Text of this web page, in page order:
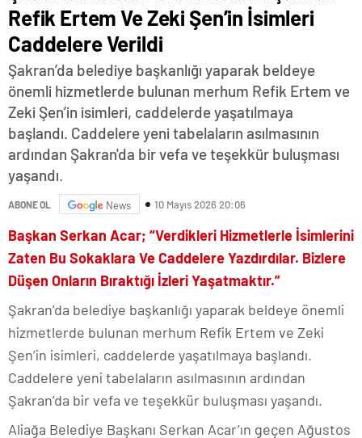
Refik Ertem Ve Zeki Şen’in İsimleri
Caddelere Verildi
Şakran’da belediye başkanlığı yaparak beldeye
önemli hizmetlerde bulunan merhum Refik Ertem ve
Zeki Şen’in isimleri, caddelerde yaşatılmaya
başlandı. Caddelere yeni tabelaların asılmasının
ardından Şakran'da bir vefa ve teşekkür buluşması
yaşandı.
ABONE OL News 10 Mayıs 2026 20:06
Başkan Serkan Acar; “Verdikleri Hizmetlerle İsimlerini
Zaten Bu Sokaklara Ve Caddelere Yazdırdılar. Bizlere
Düşen Onların Bıraktığı İzleri Yaşatmaktır.”
Şakran’da belediye başkanlığı yaparak beldeye önemli
hizmetlerde bulunan merhum Refik Ertem ve Zeki
Şen’in isimleri, caddelerde yaşatılmaya başlandı.
Caddelere yeni tabelaların asılmasının ardından
Şakran’da bir vefa ve teşekkür buluşması yaşandı.
Aliağa Belediye Başkanı Serkan Acar’ın geçen Ağustos